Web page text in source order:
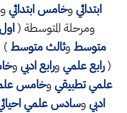
ابتدائي وخامس ابتدائي و
ومرحلة المتوسطة (
متوسط وثالث متوسط)
(رابع علمي ورابع ادبي و
علمي تطبيقي وخامس
ادبي وسادس علمي